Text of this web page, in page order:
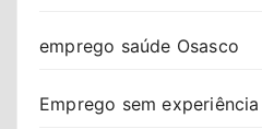
emprego saúde Osasco
Emprego sem experiência